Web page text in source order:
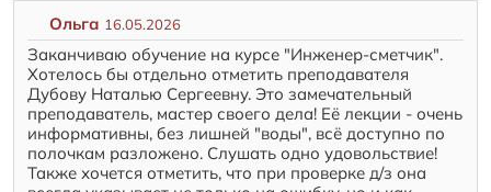
Ольга 16.05.2026
Заканчиваю обучение на курсе "Инженер-сметчик".
Хотелось бы отдельно отметить преподавателя
Дубову Наталью Сергеевну. Это замечательный
преподаватель, мастер своего дела! Её лекции - очень
информативны, без лишней "воды", всё доступно по
полочкам разложено. Слушать одно удовольствие!
Также хочется отметить, что при проверке д/з она